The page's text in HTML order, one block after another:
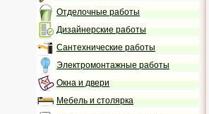
Отделочные работы
Дизайнерские работы
Сантехнические работы
Электромонтажные работы
Окна и двери
Мебель и столярка